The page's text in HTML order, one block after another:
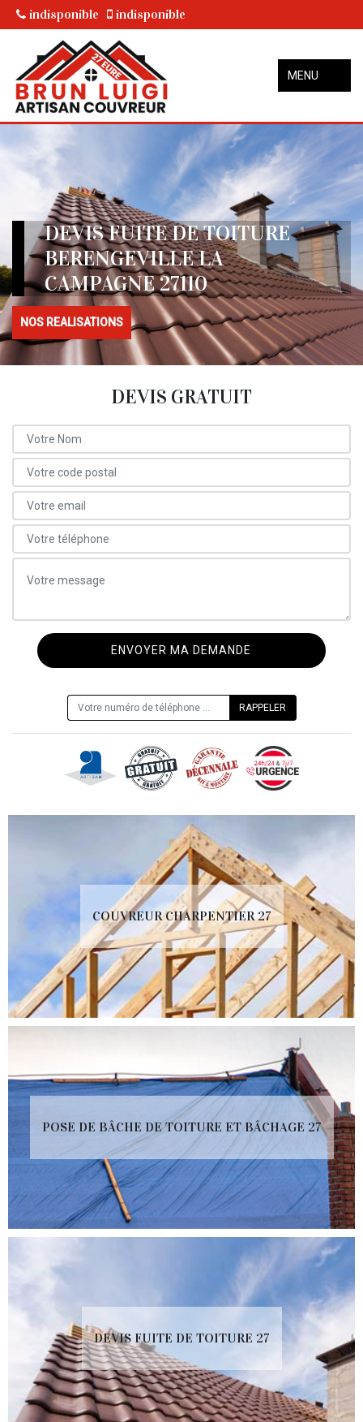
indisponible indisponible
MENU
DEVIS FUITE DE TOITURE
BERENGEVILLE LA
CAMPAGNE 27110
NOS REALISATIONS
DEVIS GRATUIT
COUVREUR CHARPENTIER 27
POSE DE BÂCHE DE TOITURE ET BÂCHAGE 27
DEVIS FUITE DE TOITURE 27